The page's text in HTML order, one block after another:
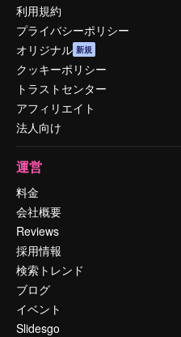
利用規約
プライバシーポリシー
オリジナル 新規
クッキーポリシー
トラストセンター
アフィリエイト
法人向け
運営
料金
会社概要
Reviews
採用情報
検索トレンド
ブログ
イベント
Slidesgo